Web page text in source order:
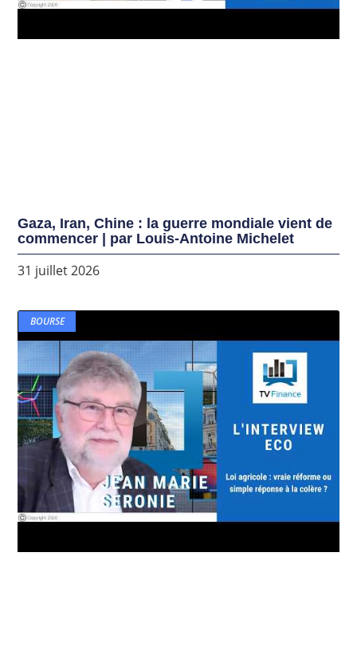
Gaza, Iran, Chine : la guerre mondiale vient de
commencer | par Louis-Antoine Michelet
31 juillet 2026
BOURSE